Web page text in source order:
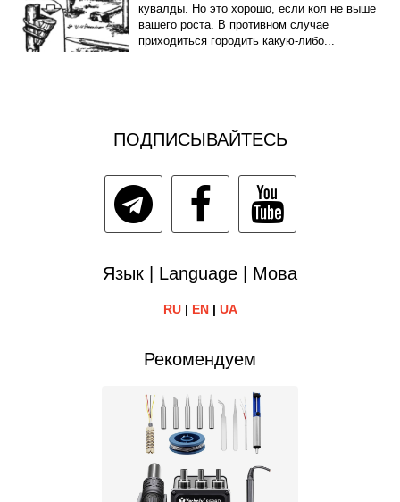
кувалды. Но это хорошо, если кол не выше
вашего роста. В противном случае
приходиться городить какую-либо...
ПОДПИСЫВАЙТЕСЬ
Язык | Language | Мова
RU| EN| UA
Рекомендуем